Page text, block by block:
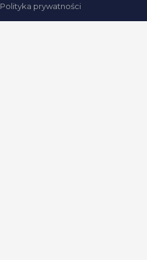
Polityka prywatności